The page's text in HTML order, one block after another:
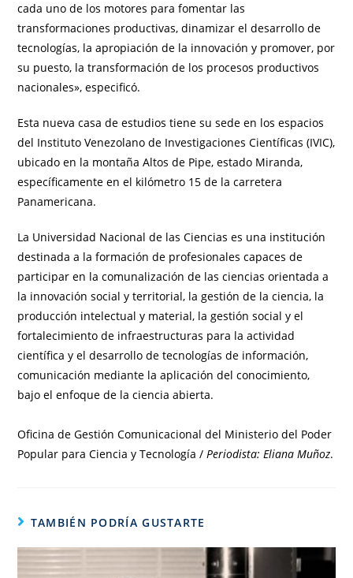
cada uno de los motores para fomentar las
transformaciones productivas, dinamizar el desarrollo de
tecnologías, la apropiación de la innovación y promover, por
su puesto, la transformación de los procesos productivos
nacionales», especificó.
Esta nueva casa de estudios tiene su sede en los espacios
del Instituto Venezolano de Investigaciones Científicas (IVIC),
ubicado en la montaña Altos de Pipe, estado Miranda,
específicamente en el kilómetro 15 de la carretera
Panamericana.
La Universidad Nacional de las Ciencias es una institución
destinada a la formación de profesionales capaces de
participar en la comunalización de las ciencias orientada a
la innovación social y territorial, la gestión de la ciencia, la
producción intelectual y material, la gestión social y el
fortalecimiento de infraestructuras para la actividad
científica y el desarrollo de tecnologías de información,
comunicación mediante la aplicación del conocimiento,
bajo el enfoque de la ciencia abierta.
Oficina de Gestión Comunicacional del Ministerio del Poder
Popular para Ciencia y Tecnología /Periodista: Eliana Muñoz.
TAMBIÉN PODRÍA GUSTARTE